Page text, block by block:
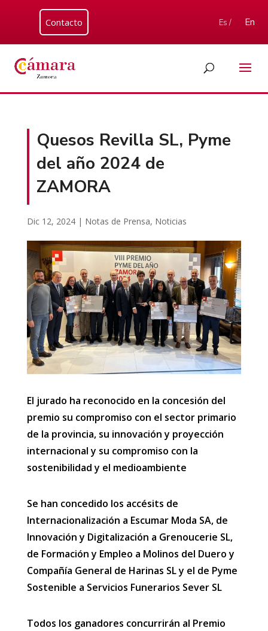
Contacto Es / En
Quesos Revilla SL, Pyme
del año 2024 de
ZAMORA
Dic 12, 2024| Notas de Prensa, Noticias
El jurado ha reconocido en la concesión del
premio su compromiso con el sector primario
de la provincia, su innovación y proyección
internacional y su compromiso con la
sostenibilidad y el medioambiente
Se han concedido los accésits de
Internacionalización a Escumar Moda SA, de
Innovación y Digitalización a Grenoucerie SL,
de Formación y Empleo a Molinos del Duero y
Compañía General de Harinas SL y el de Pyme
Sostenible a Servicios Funerarios Sever SL
Todos los ganadores concurrirán al Premio